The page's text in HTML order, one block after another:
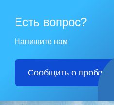
Есть вопрос?
Напишите нам
Сообщить о проблеме